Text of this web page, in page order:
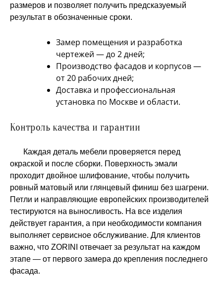
размеров и позволяет получить предсказуемый
результат в обозначенные сроки.
Замер помещения и разработка
чертежей — до 2 дней;
Производство фасадов и корпусов —
от 20 рабочих дней;
Доставка и профессиональная
установка по Москве и области.
Контроль качества и гарантии
Каждая деталь мебели проверяется перед
окраской и после сборки. Поверхность эмали
проходит двойное шлифование, чтобы получить
ровный матовый или глянцевый финиш без шагрени.
Петли и направляющие европейских производителей
тестируются на выносливость. На все изделия
действует гарантия, а при необходимости компания
выполняет сервисное обслуживание. Для клиентов
важно, что ZORINI отвечает за результат на каждом
этапе — от первого замера до крепления последнего
фасада.